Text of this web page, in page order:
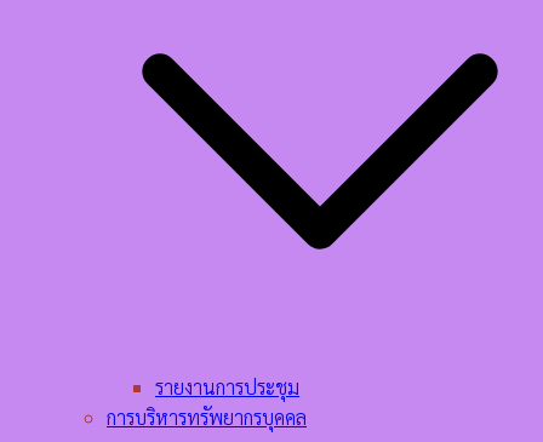
รายงานการประชุม
การบริหารทรัพยากรบุคคล